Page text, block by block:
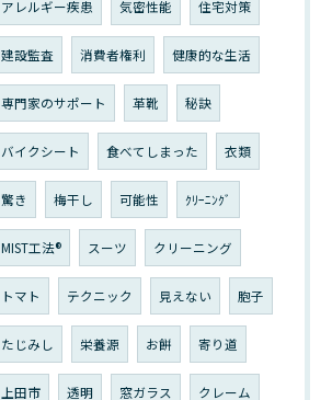
アレルギー疾患 気密性能 住宅対策
建設監査 消費者権利 健康的な生活
専門家のサポート 革靴 秘訣
バイクシート 食べてしまった 衣類
驚き 梅干し 可能性 ｸﾘｰﾆﾝｸﾞ
MIST工法® スーツ クリーニング
トマト テクニック 見えない 胞子
たじみし 栄養源 お餅 寄り道
上田市 透明 窓ガラス クレーム